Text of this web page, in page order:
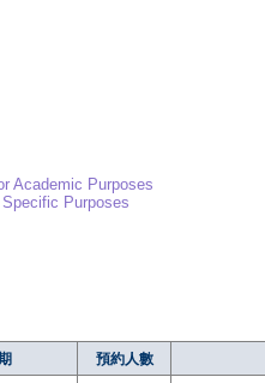
Academic Purposes
Purposes
預約人數